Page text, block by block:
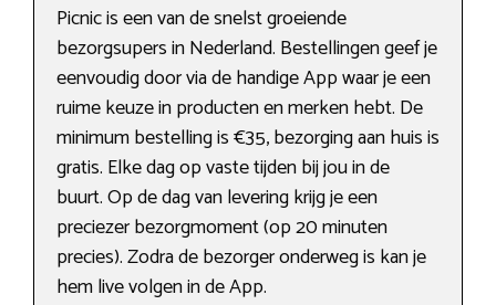
Picnic is een van de snelst groeiende
bezorgsupers in Nederland. Bestellingen geef je
eenvoudig door via de handige App waar je een
ruime keuze in producten en merken hebt. De
minimum bestelling is €35, bezorging aan huis is
gratis. Elke dag op vaste tijden bij jou in de
buurt. Op de dag van levering krijg je een
preciezer bezorgmoment (op 20 minuten
precies). Zodra de bezorger onderweg is kan je
hem live volgen in de App.